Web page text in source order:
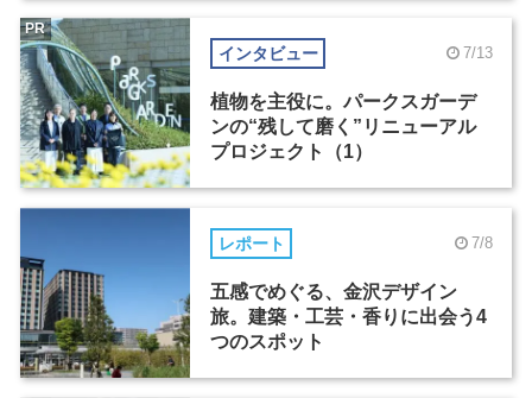
インタビュー 7/13
植物を主役に。パークスガーデ
ンの“残して磨く”リニューアル
プロジェクト（1）
PR
レポート 7/8
五感でめぐる、金沢デザイン
旅。建築・工芸・香りに出会う4
つのスポット